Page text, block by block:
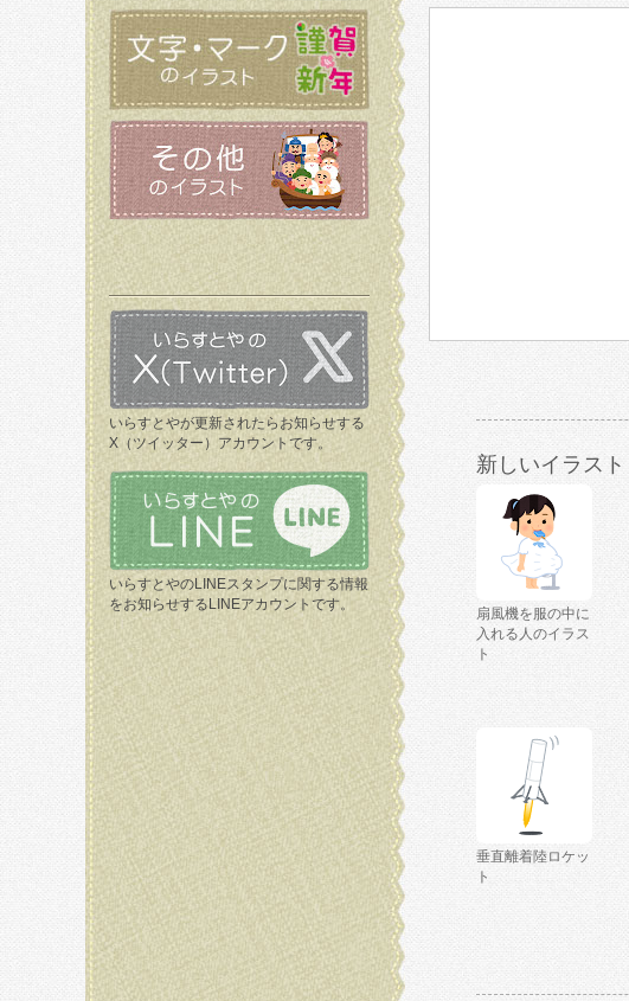
いらすとやが更新されたらお知らせする
X（ツイッター）アカウントです。
いらすとやのLINEスタンプに関する情報
をお知らせするLINEアカウントです。
新しいイラスト
扇風機を服の中に
入れる人のイラス
ト
垂直離着陸ロケッ
ト